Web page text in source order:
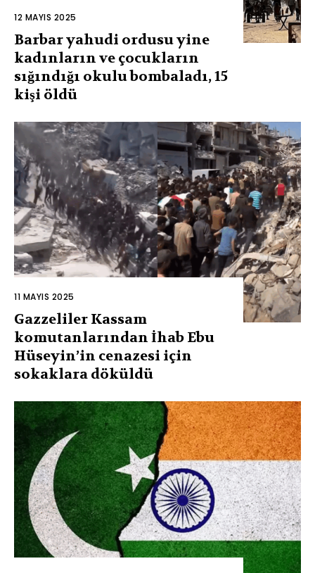
12 MAYIS 2025
Barbar yahudi ordusu yine
kadınların ve çocukların
sığındığı okulu bombaladı, 15
kişi öldü
11 MAYIS 2025
Gazzeliler Kassam
komutanlarından İhab Ebu
Hüseyin’in cenazesi için
sokaklara döküldü